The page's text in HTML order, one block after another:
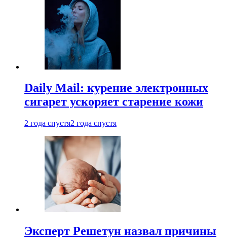
Daily Mail: курение электронных
сигарет ускоряет старение кожи
2 года спустя2 года спустя
Эксперт Решетун назвал причины